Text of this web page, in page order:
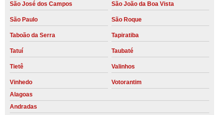
São José dos Campos São João da Boa Vista
São Paulo São Roque
Taboão da Serra Tapiratiba
Tatuí Taubaté
Tietê Valinhos
Vinhedo
Votorantim
Alagoas
Andradas